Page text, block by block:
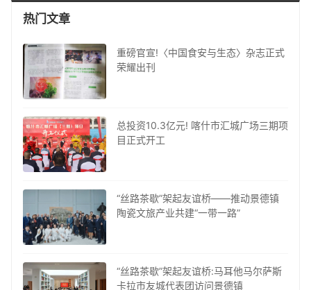
热门文章
重磅官宣!〈中国食安与生态〉杂志正式
荣耀出刊
总投资10.3亿元! 喀什市汇城广场三期项
目正式开工
“丝路茶歇”架起友谊桥——推动景德镇
陶瓷文旅产业共建“一带一路”
“丝路茶歇”架起友谊桥:马耳他马尔萨斯
卡拉市友城代表团访问景德镇